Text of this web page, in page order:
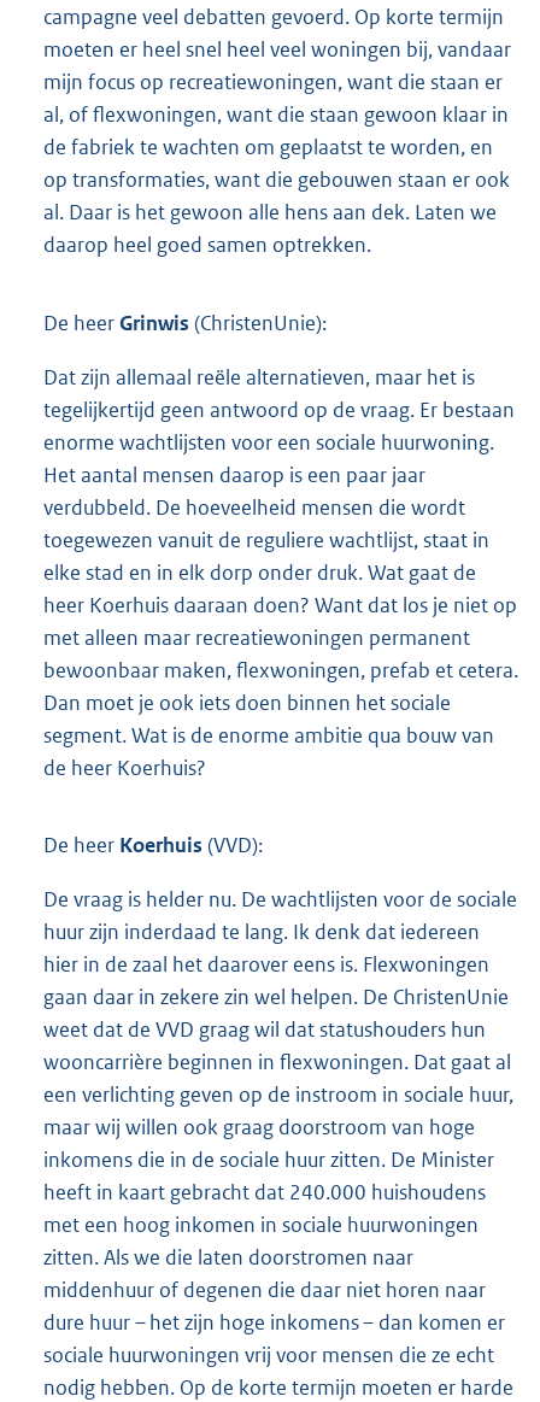
campagne veel debatten gevoerd. Op korte termijn
moeten er heel snel heel veel woningen bij, vandaar
mijn focus op recreatiewoningen, want die staan er
al, of flexwoningen, want die staan gewoon klaar in
de fabriek te wachten om geplaatst te worden, en
op transformaties, want die gebouwen staan er ook
al. Daar is het gewoon alle hens aan dek. Laten we
daarop heel goed samen optrekken.
De heerGrinwis (ChristenUnie):
Dat zijn allemaal reële alternatieven, maar het is
tegelijkertijd geen antwoord op de vraag. Er bestaan
enorme wachtlijsten voor een sociale huurwoning.
Het aantal mensen daarop is een paar jaar
verdubbeld. De hoeveelheid mensen die wordt
toegewezen vanuit de reguliere wachtlijst, staat in
elke stad en in elk dorp onder druk. Wat gaat de
heer Koerhuis daaraan doen? Want dat los je niet op
met alleen maar recreatiewoningen permanent
bewoonbaar maken, flexwoningen, prefab et cetera.
Dan moet je ook iets doen binnen het sociale
segment. Wat is de enorme ambitie qua bouw van
de heer Koerhuis?
De heer Koerhuis (VVD):
De vraag is helder nu. De wachtlijsten voor de sociale
huur zijn inderdaad te lang. Ik denk dat iedereen
hier in de zaal het daarover eens is. Flexwoningen
gaan daar in zekere zin wel helpen. De ChristenUnie
weet dat de VVD graag wil dat statushouders hun
wooncarrière beginnen in flexwoningen. Dat gaat al
een verlichting geven op de instroom in sociale huur,
maar wij willen ook graag doorstroom van hoge
inkomens die in de sociale huur zitten. De Minister
heeft in kaart gebracht dat 240.000 huishoudens
met een hoog inkomen in sociale huurwoningen
zitten. Als we die laten doorstromen naar
middenhuur of degenen die daar niet horen naar
dure huur – het zijn hoge inkomens – dan komen er
sociale huurwoningen vrij voor mensen die ze echt
nodig hebben. Op de korte termijn moeten er harde